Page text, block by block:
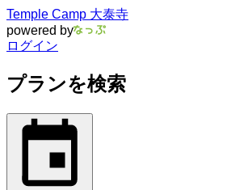
Temple Camp 大泰寺
powered by
ログイン
プランを検索